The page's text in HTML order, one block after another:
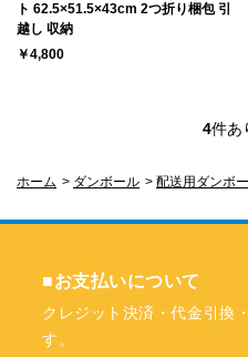
ト 62.5×51.5×43cm 2つ折り梱包 引
越し 収納
￥4,800
4件あ
ホーム > ダンボール > 配送用ダンボ
■お支払いについて
クレジット決済・代金引換
す。